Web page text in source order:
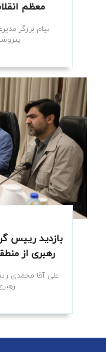
معظم
پیام برزگر
بازدید رییس
رهبری از
علی آقا محمدی